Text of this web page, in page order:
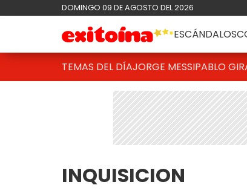
DOMINGO 09 DE AGOSTO DEL 2026
ESCÁNDALOS
TEMAS DEL DÍAJORGE MESSIPABLO
INQUISICION